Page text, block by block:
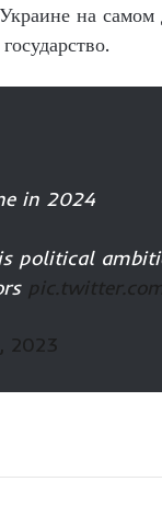
на самом
in 2024
political
2023